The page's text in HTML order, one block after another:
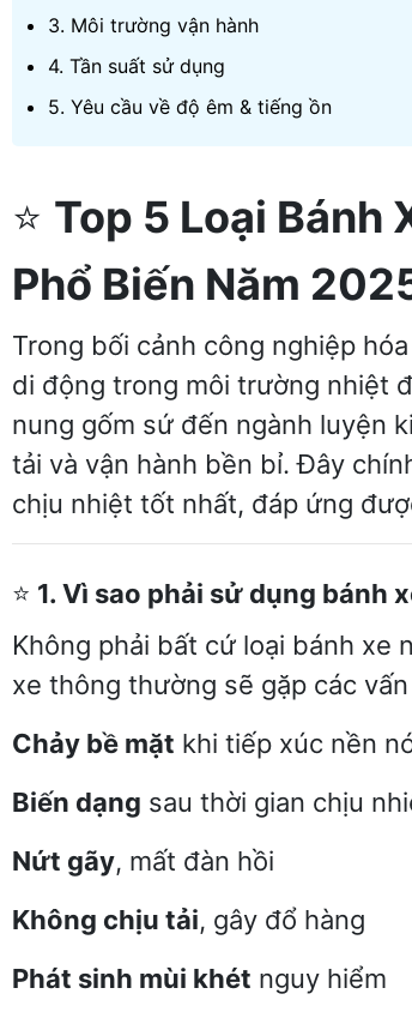
3. Môi trường vận hành
4. Tần suất sử dụng
5. Yêu cầu về độ êm & tiếng ồn
⭐ Top 5 Loại Bánh
Phổ Biến Năm
Trong bối cảnh công nghiệp
di động trong môi trường nhiệt
nung gốm sứ đến ngành luyện
tải và vận hành bền bỉ. Đây
chịu nhiệt tốt nhất, đáp ứng
⭐ 1. Vì sao phải sử dụng bánh
Không phải bất cứ loại bánh xe
xe thông thường sẽ gặp các
Chảy bề mặt khi tiếp xúc nền
Biến dạng sau thời gian chịu
Nứt gãy, mất đàn hồi
Không chịu tải, gây đổ hàng
Phát sinh mùi khét nguy hiểm